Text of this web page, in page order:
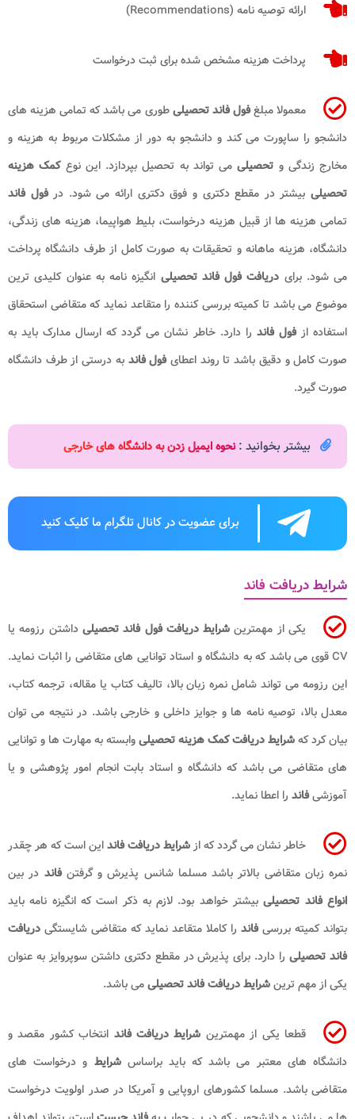
ارائه توصیه نامه (Recommendations)
پرداخت هزینه مشخص شده برای ثبت درخواست
معمولا مبلغفول فاند تحصیلیطوری می باشد که تمامی هزینه های
دانشجو را ساپورت می کند و دانشجو به دور از مشکلات مربوط به هزینه و
مخارج زندگی و تحصیلیمی تواند به تحصیل بپردازد. این نوعکمک هزینه
تحصیلیبیشتر در مقطع دکتری و فوق دکتری ارائه می شود. درفول فاند
تمامی هزینه ها از قبیل هزینه درخواست، بلیط هواپیما، هزینه های زندگی،
دانشگاه، هزینه ماهانه و تحقیقات به صورت کامل از طرف دانشگاه پرداخت
می شود. برای دریافت فول فاند تحصیلی انگیزه نامه به عنوان کلیدی ترین
موضوع می باشد تا کمیته بررسی کننده را متقاعد نماید که متقاضی استحقاق
استفاده ازفول فاند را دارد. خاطر نشان می گردد که ارسال مدارک باید به
صورت کامل و دقیق باشد تا روند اعطایفول فاند به درستی از طرف دانشگاه
صورت گیرد.
بیشتر بخوانید : نحوه ایمیل زدن به دانشگاه های خارجی
برای عضویت در کانال تلگرام ما کلیک کنید
شرایط دریافت فاند
یکی از مهمترین شرایط دریافت فول فاند تحصیلی داشتن رزومه یا
CV قوی می باشد که به دانشگاه و استاد توانایی های متقاضی را اثبات نماید.
این رزومه می تواند شامل نمره زبان بالا، تالیف کتاب یا مقاله، ترجمه کتاب،
معدل بالا، توصیه نامه ها و جوایز داخلی و خارجی باشد. در نتیجه می توان
بیان کرد کهشرایطدریافتکمک هزینه تحصیلیوابسته به مهارت ها و توانایی
های متقاضی می باشد که دانشگاه و استاد بابت انجام امور پژوهشی و یا
آموزشیفاند را اعطا نماید.
خاطر نشان می گردد که ازشرایط دریافت فانداین است که هر چقدر
نمره زبان متقاضی بالاتر باشد مسلما شانس پذیرش و گرفتنفاند در بین
انواع فاند تحصیلیبیشتر خواهد بود. لازم به ذکر است که انگیزه نامه باید
بتواند کمیته بررسیفاند را کاملا متقاعد نماید که متقاضی شایستگی دریافت
فاند تحصیلیرا دارد. برای پذیرش در مقطع دکتری داشتن سوپروایز به عنوان
یکی از مهم ترینشرایط دریافت فاند تحصیلیمی باشد.
قطعا یکی از مهمترین شرایط دریافت فاند انتخاب کشور مقصد و
دانشگاه های معتبر می باشد که باید براساسشرایط و درخواست های
متقاضی باشد. مسلما کشورهای اروپایی و آمریکا در صدر اولویت درخواست